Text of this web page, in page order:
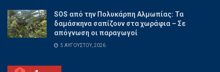
SOS από την Πολυκάρπη Αλμωπίας: Τα
δαμάσκηνα σαπίζουν στα χωράφια – Σε
απόγνωση οι παραγωγοί
5 ΑΥΓΟΎΣΤΟΥ, 2026